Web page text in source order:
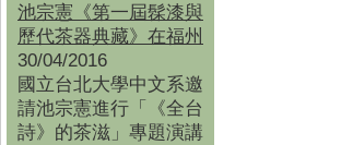
池宗憲《第一屆髹漆與
歷代茶器典藏》在福州
30/04/2016
國立台北大學中文系邀
請池宗憲進行「《全台
詩》的茶滋」專題演講